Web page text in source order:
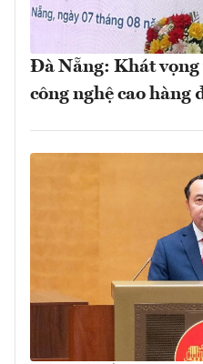
Đà Nẵng: Khát
công nghệ cao hàng